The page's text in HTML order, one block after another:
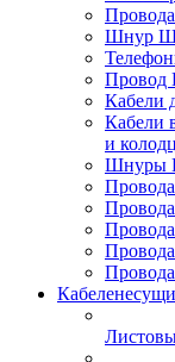
Шнур
Кабели
Кабели
и